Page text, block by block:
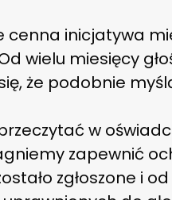
cenna inicjatywa
wielu miesięcy
się, że podobnie
w
zapewnić
zgłoszone i